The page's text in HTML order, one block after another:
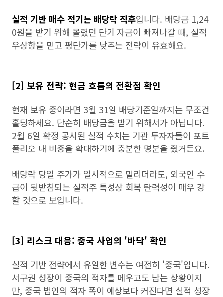
실적 기반 매수 적기는 배당락 직후입니다. 배당금 1,24
0원을 받기 위해 몰렸던 단기 자금이 빠져나갈 때, 실적
우상향을 믿고 평단가를 낮추는 전략이 유효해요.
[2] 보유 전략: 현금 흐름의 전환점 확인
현재 보유 중이라면 3월 31일 배당기준일까지는 무조건
홀딩하세요. 단순히 배당금을 받기 위해서가 아닙니다.
2월 6일 확정 공시된 실적 수치는 기관 투자자들이 포트
폴리오 내 비중을 확대하기에 충분한 명분을 줬거든요.
배당락 당일 주가가 일시적으로 밀리더라도, 외국인 수
급이 뒷받침되는 실적주 특성상 회복 탄력성이 매우 강
할 것으로 보입니다.
[3] 리스크 대응: 중국 사업의 '바닥' 확인
실적 기반 전략에서 유일한 변수는 여전히 '중국'입니다.
서구권 성장이 중국의 적자를 메우고도 남는 상황이지
만, 중국 법인의 적자 폭이 예상보다 커진다면 실적 성장